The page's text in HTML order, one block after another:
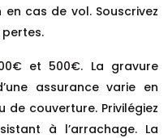
cas de vol. Souscrivez
et 500€. La gravure
assurance varie en
couverture. Privilégiez
à l’arrachage. La